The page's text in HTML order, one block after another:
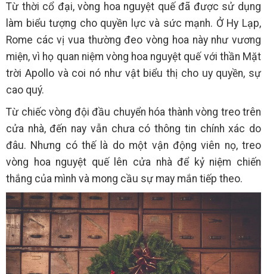
Từ thời cổ đại, vòng hoa nguyệt quế đã được sử dụng
làm biểu tượng cho quyền lực và sức mạnh. Ở Hy Lạp,
Rome các vị vua thường đeo vòng hoa này như vương
miện, vì họ quan niệm vòng hoa nguyệt quế với thần Mặt
trời Apollo và coi nó như vật biểu thị cho uy quyền, sự
cao quý.
Từ chiếc vòng đội đầu chuyển hóa thành vòng treo trên
cửa nhà, đến nay vẫn chưa có thông tin chính xác do
đâu. Nhưng có thế là do một vận động viên nọ, treo
vòng hoa nguyệt quế lên cửa nhà để kỷ niệm chiến
thắng của mình và mong cầu sự may mắn tiếp theo.